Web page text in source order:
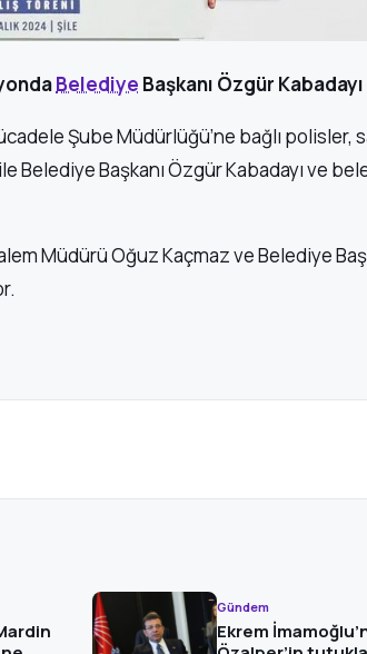
Belediye Başkanı Özgür
Şube Müdürlüğü’ne bağlı polisler,
Belediye Başkanı Özgür Kabadayı ve
Müdürü Oğuz Kaçmaz ve Belediye
Gündem
Ekrem